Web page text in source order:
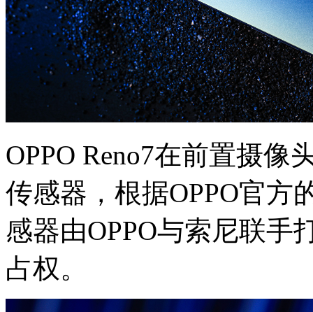
OPPO Reno7在前置摄
传感器，根据OPPO官方
感器由OPPO与索尼联手
占权。